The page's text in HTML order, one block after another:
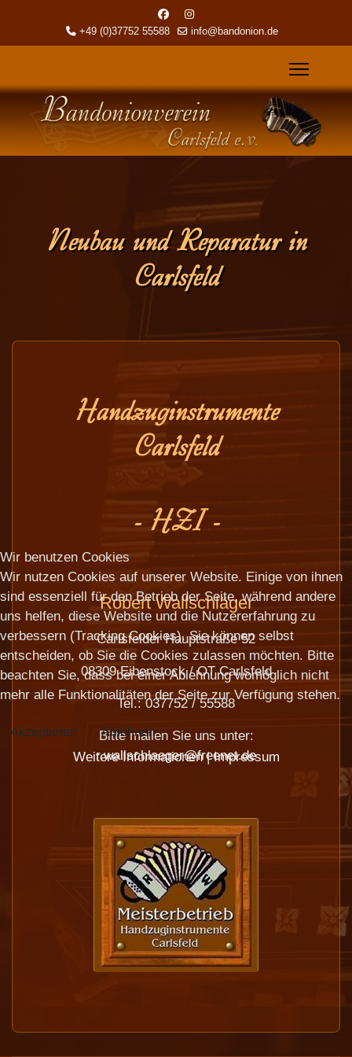
+49 (0)37752 55588 info@bandonion.de
Neubau und Reparatur in
Carlsfeld
Handzuginstrumente
Carlsfeld
- HZI -
Robert Wallschläger
Carlsfelder Hauptstraße 52
08309 Eibenstock / OT Carlsfeld
Tel.: 037752 / 55588
Bitte mailen Sie uns unter:
r.wallschlaeger@freenet.de
Wir benutzen Cookies
Wir nutzen Cookies auf unserer Website. Einige von ihnen
sind essenziell für den Betrieb der Seite, während andere
uns helfen, diese Website und die Nutzererfahrung zu
verbessern (Tracking Cookies). Sie können selbst
entscheiden, ob Sie die Cookies zulassen möchten. Bitte
beachten Sie, dass bei einer Ablehnung womöglich nicht
mehr alle Funktionalitäten der Seite zur Verfügung stehen.
Akzeptieren Ablehnen
Weitere Informationen|Impressum